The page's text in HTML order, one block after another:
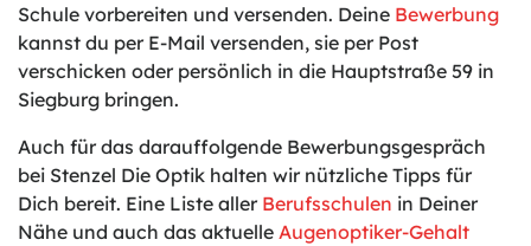
Schule vorbereiten und versenden. Deine Bewerbung
kannst du per E-Mail versenden, sie per Post
verschicken oder persönlich in die Hauptstraße 59 in
Siegburg bringen.
Auch für das darauffolgende Bewerbungsgespräch
bei Stenzel Die Optik halten wir nützliche Tipps für
Dich bereit. Eine Liste aller Berufsschulen in Deiner
Nähe und auch das aktuelle Augenoptiker-Gehalt